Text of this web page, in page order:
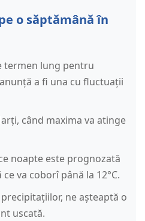
o săptămână în
termen lung pentru
a fi una cu fluctuații
când maxima va atinge
noapte este prognozată
va coborî până la 12°C.
ne așteaptă o
uscată.